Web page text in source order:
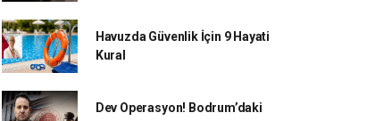
Havuzda Güvenlik İçin 9 Hayati
Kural
Dev Operasyon! Bodrum’daki